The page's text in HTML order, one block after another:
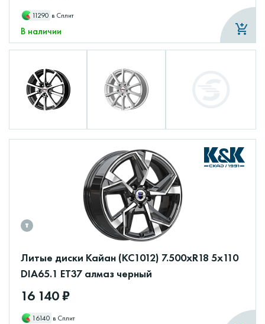
11290 в Сплит
В наличии
Литые диски Кайан (КС1012) 7.500xR18 5x110
DIA65.1 ET37 алмаз черный
16 140 ₽
16140 в Сплит